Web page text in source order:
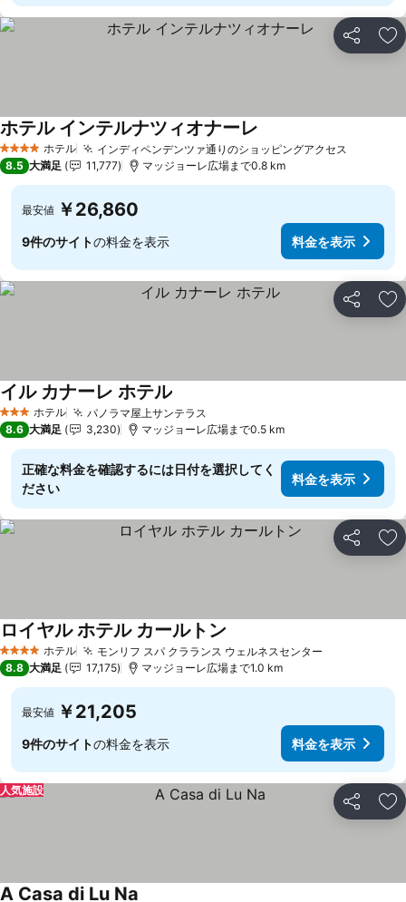
シェア お
4 ホテルのランク
ホテル インディペンデンツァ通りのショッピングアクセス
ホテル インテルナツィオナーレ
8.5 大満足 11,777 マッジョーレ広場まで0.8 km
最安値 ￥26,860
9件のサイトの料金を表示 料金を表示
シェア お
3 ホテルのランク
ホテル パノラマ屋上サンテラス
イル カナーレ ホテル
8.6 大満足 3,230 マッジョーレ広場まで0.5 km
正確な料金を確認するには日付を選択してく
ださい
料金を表示
シェア お
4 ホテルのランク
ホテル モンリフ スパ クラランス ウェルネスセンター
ロイヤル ホテル カールトン
8.8 大満足 17,175 マッジョーレ広場まで1.0 km
最安値 ￥21,205
9件のサイトの料金を表示 料金を表示
シェア お
人気施設
A Casa di Lu Na